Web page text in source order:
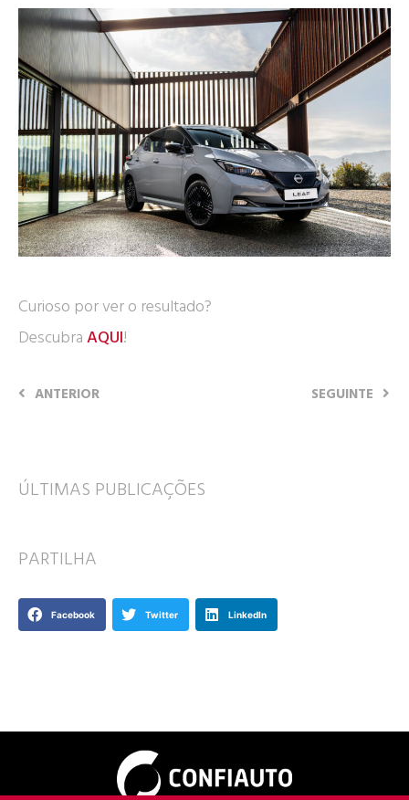
Curioso por ver o resultado?
Descubra AQUI!
ANTERIOR SEGUINTE
ÚLTIMAS PUBLICAÇÕES
PARTILHA
Facebook Twitter LinkedIn